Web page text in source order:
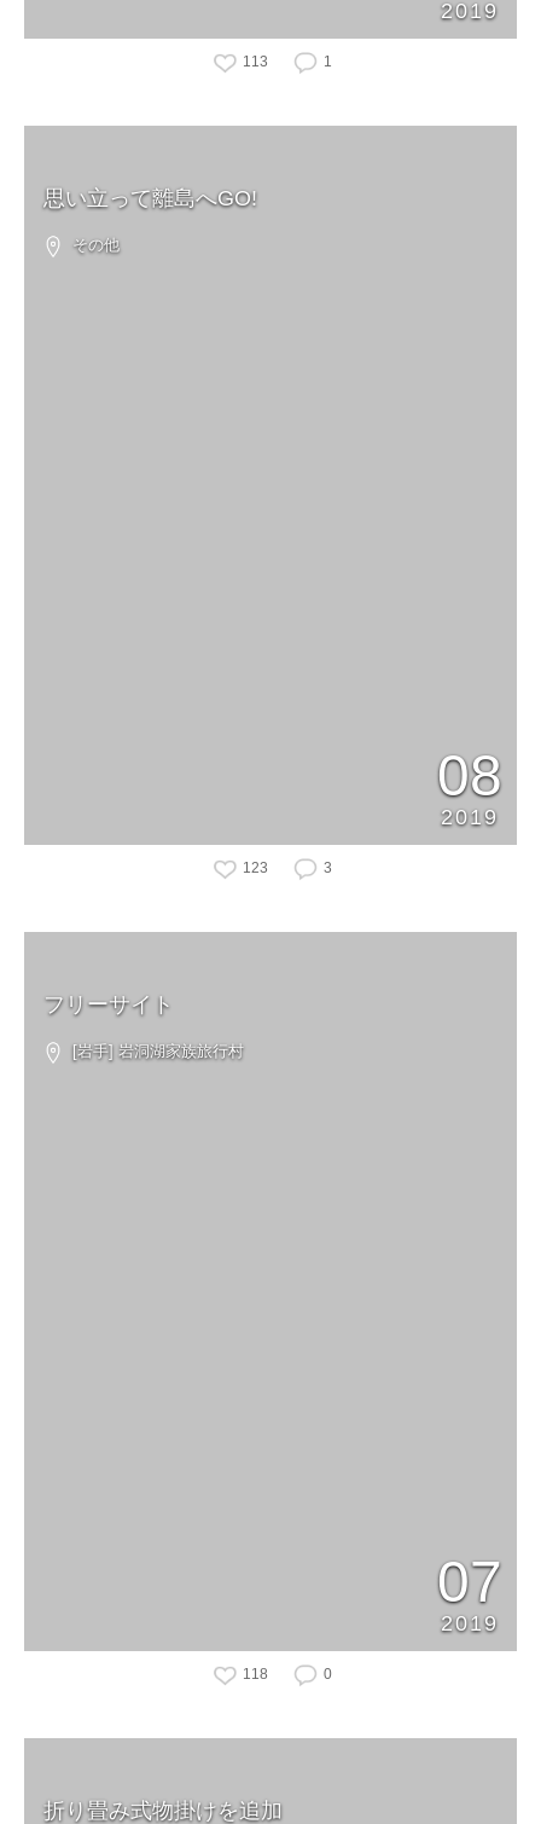
2019
113 1
思い立って離島へGO!
その他
08
2019
123 3
フリーサイト
[岩手] 岩洞湖家族旅行村
07
2019
118 0
折り畳み式物掛けを追加